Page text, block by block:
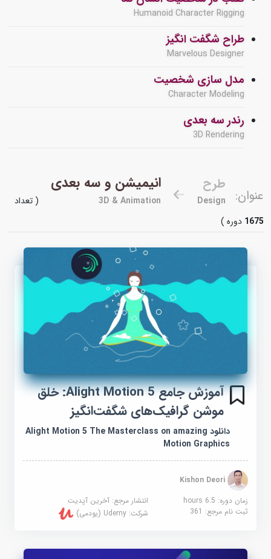
Humanoid Character Rigging
طراح شگفت انگیز
Marvelous Designer
مدل سازی شخصیت
Character Modeling
رندر سه بعدی
3D Rendering
عنوان:
طرح
Design
انیمیشن و سه بعدی
3D & Animation
( تعداد
1675 دوره )
آموزش جامع Alight Motion 5: خلق
موشن گرافیک‌های شگفت‌انگیز
دانلود Alight Motion 5 The Masterclass on amazing
Motion Graphics
Kishon Deori
زمان دوره: 6.5 hours
انتشار مرجع:آخرین آپدیت
ثبت نام مرجع:361 شرکت:Udemy (یودمی)